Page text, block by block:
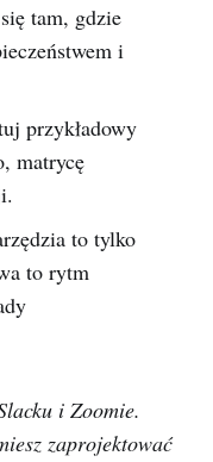
tam, gdzie
i
przykładowy
matrycę
to tylko
to rytm
i Zoomie.
zaprojektować